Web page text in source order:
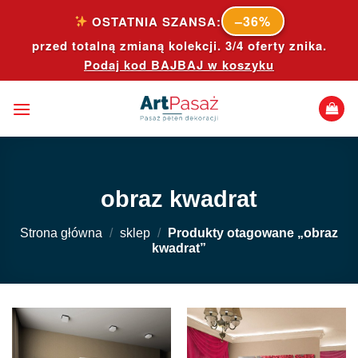
content
OSTATNIA SZANSA: –36%
przed totalną zmianą kolekcji. 3/4 oferty znika.
Podaj kod BAJBAJ w koszyku
obraz kwadrat
Strona główna / sklep /
Produkty otagowane „obraz
kwadrat”